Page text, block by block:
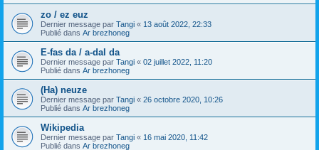
zo / ez euz
Dernier message par Tangi « 13 août 2022, 22:33
Publié dans Ar brezhoneg
E-fas da / a-dal da
Dernier message par Tangi « 02 juillet 2022, 11:20
Publié dans Ar brezhoneg
(Ha) neuze
Dernier message par Tangi « 26 octobre 2020, 10:26
Publié dans Ar brezhoneg
Wikipedia
Dernier message par Tangi « 16 mai 2020, 11:42
Publié dans Ar brezhoneg